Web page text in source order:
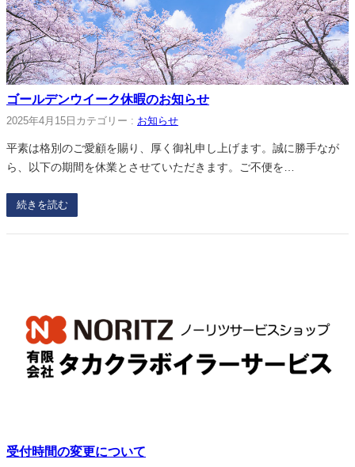
ゴールデンウイーク休暇のお知らせ
2025年4月15日 カテゴリー : お知らせ
平素は格別のご愛顧を賜り、厚く御礼申し上げます。誠に勝手なが
ら、以下の期間を休業とさせていただきます。ご不便を…
続きを読む
受付時間の変更について